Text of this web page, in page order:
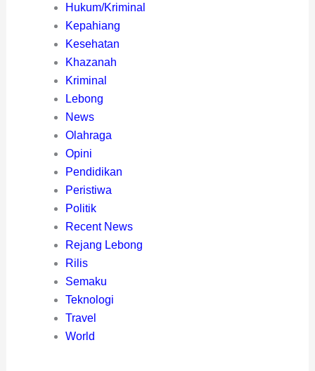
Hukum/Kriminal
Kepahiang
Kesehatan
Khazanah
Kriminal
Lebong
News
Olahraga
Opini
Pendidikan
Peristiwa
Politik
Recent News
Rejang Lebong
Rilis
Semaku
Teknologi
Travel
World